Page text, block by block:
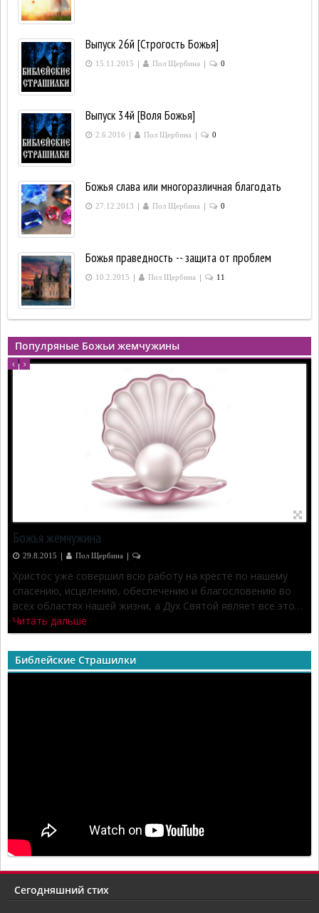
Выпуск 26й [Строгость Божья]
15.11.2015 | Пол Щербина | 0
Выпуск 34й [Воля Божья]
2.6.2016 | Пол Щербина | 0
Божья слава или многоразличная благодать
27.12.2013 | Пол Щербина | 0
Божья праведность -- защита от проблем
10.2.2015 | Пол Щербина | 11
Популряные Божьи жемчужины
Божья жемчужина
29.8.2015 | Пол Щербина |
Христос уже совершил всю работу на кресте по нашему
спасению, исцелению, обеспечению и благословению во
всех областях нашей жизни, а Дух Святой являет все это…
Читать дальше
Библейские Страшилки
Сегодняшний стих